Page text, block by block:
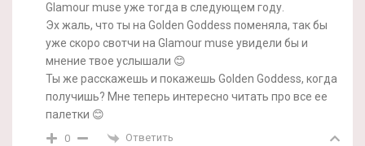
Glamour muse уже тогда в следующем году.
Эх жаль, что ты на Golden Goddess поменяла, так бы
уже скоро свотчи на Glamour muse увидели бы и
мнение твое услышали 😊
Ты же расскажешь и покажешь Golden Goddess, когда
получишь? Мне теперь интересно читать про все ее
палетки 😊
0 Ответить